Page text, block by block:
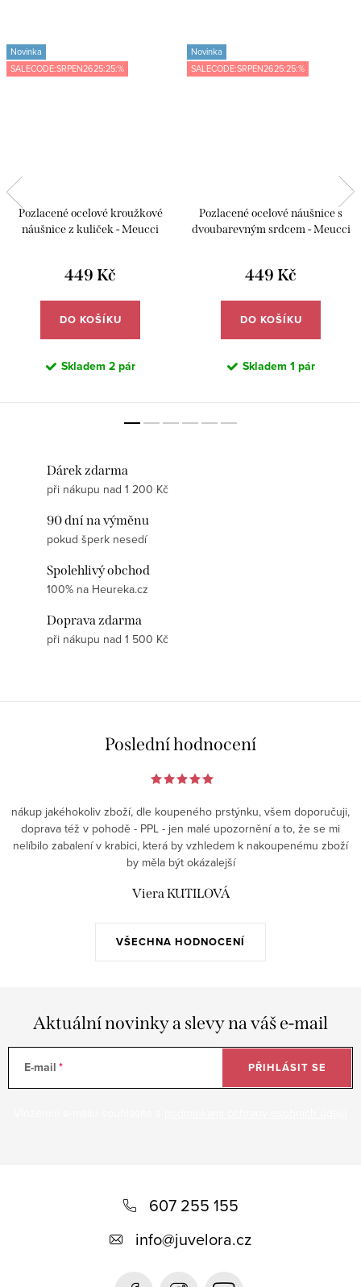
Novinka
SALECODE:SRPEN2625:25:%
Pozlacené ocelové kroužkové
náušnice z kuliček - Meucci
449 Kč
DO KOŠÍKU
Skladem 2 pár
Novinka
SALECODE:SRPEN2625:25:%
Pozlacené ocelové náušnice s
dvoubarevným srdcem - Meucci
449 Kč
DO KOŠÍKU
Skladem 1 pár
Dárek zdarma
při nákupu nad 1 200 Kč
90 dní na výměnu
pokud šperk nesedí
Spolehlivý obchod
100% na Heureka.cz
Doprava zdarma
při nákupu nad 1 500 Kč
Poslední hodnocení
VŠECHNA HODNOCENÍ
nákup jakéhokoliv zboží, dle koupeného prstýnku, všem doporučuji,
doprava též v pohodě - PPL - jen malé upozornění a to, že se mi
nelíbilo zabalení v krabici, která by vzhledem k nakoupenému zboží
by měla být okázalejší
Viera KUTILOVÁ
Aktuální novinky a slevy na váš e-mail
E-mail PŘIHLÁSIT SE
607 255 155
info@juvelora.cz